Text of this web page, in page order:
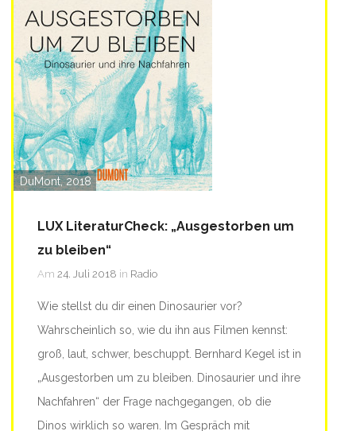
DuMont, 2018
LUX LiteraturCheck: „Ausgestorben um
zu bleiben“
Am 24. Juli 2018 in Radio
Wie stellst du dir einen Dinosaurier vor?
Wahrscheinlich so, wie du ihn aus Filmen kennst:
groß, laut, schwer, beschuppt. Bernhard Kegel ist in
„Ausgestorben um zu bleiben. Dinosaurier und ihre
Nachfahren“ der Frage nachgegangen, ob die
Dinos wirklich so waren.
Im Gespräch mit